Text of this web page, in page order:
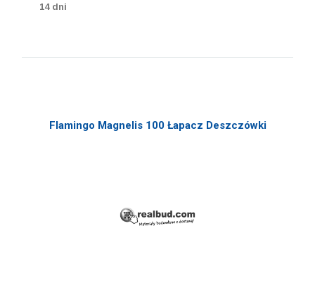
14 dni
Flamingo Magnelis 100 Łapacz Deszczówki